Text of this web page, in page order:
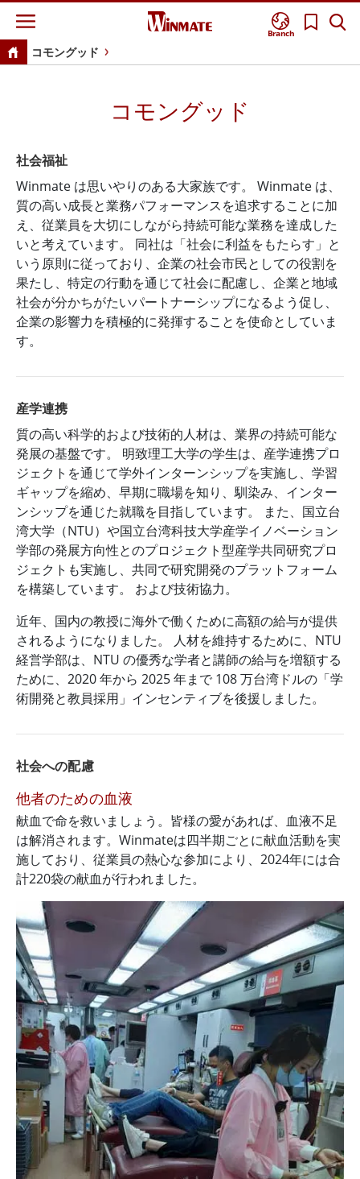
Branch
コモングッド
コモングッド
社会福祉
Winmate は思いやりのある大家族です。 Winmate は、
質の高い成長と業務パフォーマンスを追求することに加
え、従業員を大切にしながら持続可能な業務を達成した
いと考えています。 同社は「社会に利益をもたらす」と
いう原則に従っており、企業の社会市民としての役割を
果たし、特定の行動を通じて社会に配慮し、企業と地域
社会が分かちがたいパートナーシップになるよう促し、
企業の影響力を積極的に発揮することを使命としていま
す。
産学連携
質の高い科学的および技術的人材は、業界の持続可能な
発展の基盤です。 明致理工大学の学生は、産学連携プロ
ジェクトを通じて学外インターンシップを実施し、学習
ギャップを縮め、早期に職場を知り、馴染み、インター
ンシップを通じた就職を目指しています。 また、国立台
湾大学（NTU）や国立台湾科技大学産学イノベーション
学部の発展方向性とのプロジェクト型産学共同研究プロ
ジェクトも実施し、共同で研究開発のプラットフォーム
を構築しています。 および技術協力。
近年、国内の教授に海外で働くために高額の給与が提供
されるようになりました。 人材を維持するために、NTU
経営学部は、NTU の優秀な学者と講師の給与を増額する
ために、2020 年から 2025 年まで 108 万台湾ドルの「学
術開発と教員採用」インセンティブを後援しました。
社会への配慮
他者のための血液
献血で命を救いましょう。皆様の愛があれば、血液不足
は解消されます。Winmateは四半期ごとに献血活動を実
施しており、従業員の熱心な参加により、2024年には合
計220袋の献血が行われました。